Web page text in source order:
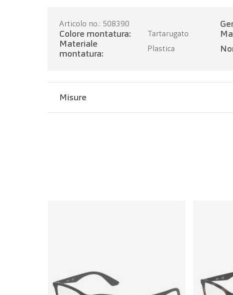
Articolo no.: 508390
Colore montatura: Tartarugato
Materiale
montatura:
Plastica
Misure